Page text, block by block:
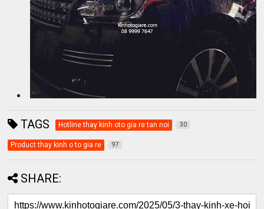
TAGS Hotline thay kinh oto gia re tan noi 30
Product thay kinh o to gia re 97
SHARE: